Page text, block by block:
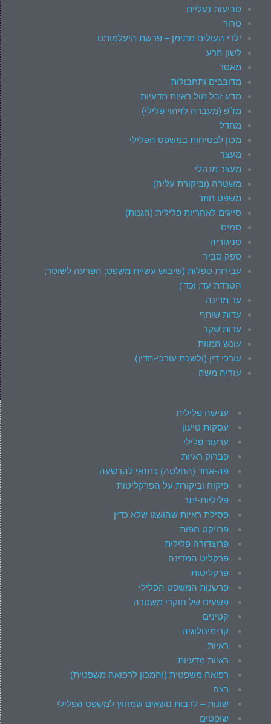
טביעות נעליים
טרור
ילדי העולים מתימן – פרשת היעלמותם
לשון הרע
מאסר
מדובבים ותחבולות
מדע זבל מול ראיות מדעיות
מז"פ (מעבדה לזיהוי פלילי)
מחדל
מכון לבטיחות במשפט הפלילי
מעצר
מעצר מנהלי
משטרה (וביקורת עליה)
משפט חוזר
סייגים לאחריות פלילית (הגנות)
סמים
סניגוריה
ספק סביר
עבירות טפלות (שיבוש עשיית משפט; הפרעה לשוטר;
הטרדת עד; וכד')
עד מדינה
עדות שותף
עדות שקר
עונש המוות
עורכי דין (ולשכת עורכי-הדין)
עזריה משה
ענישה פלילית
עסקות טיעון
ערעור פלילי
פברוק ראיות
פה-אחד (החלטה) כתנאי להרשעה
פיקוח וביקורת על הפרקליטות
פליליות-יתר
פסילת ראיות שהושגו שלא כדין
פרויקט חפות
פרוצדורה פלילית
פרקליט המדינה
פרקליטות
פרשנות המשפט הפלילי
פשעים של חוקרי משטרה
קטינים
קרימינולוגיה
ראיות
ראיות מדעיות
רפואה משפטית (והמכון לרפואה משפטית)
רצח
שונות – לרבות נושאים שמחוץ למשפט הפלילי
שופטים